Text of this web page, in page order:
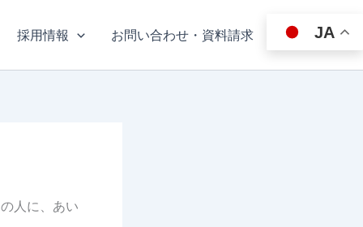
採用情報 お問い合わせ・資料請求 JA
人に、あい